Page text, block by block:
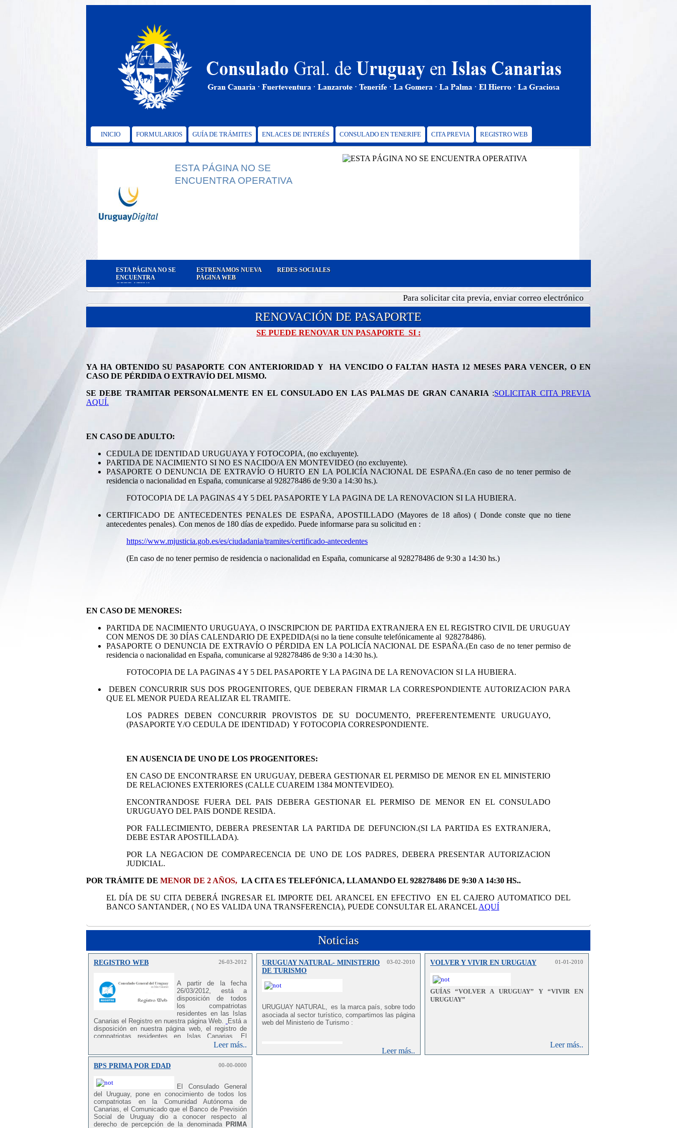
INICIO FORMULARIOS GUÍA DE TRÁMITES ENLACES DE INTERÉS CONSULADO EN TENERIFE CITA PREVIA REGISTRO WEB
ESTA PÁGINA NO SE
ENCUENTRA OPERATIVA
ESTA PÁGINA NO SE
ENCUENTRA
OPERATIVA
ESTRENAMOS NUEVA
PÁGINA WEB
REDES SOCIALES
Para solicitar cita previa, enviar correo electrónico a cglaspalmas@mrree.gub.uy
RENOVACIÓN DE PASAPORTE
SE PUEDE RENOVAR UN PASAPORTE SI :
YA HA OBTENIDO SU PASAPORTE CON ANTERIORIDAD Y HA VENCIDO O FALTAN HASTA 12 MESES PARA VENCER, O EN
CASO DE PÉRDIDA O EXTRAVÍO DEL MISMO.
SE DEBE TRAMITAR PERSONALMENTE EN EL CONSULADO EN LAS PALMAS DE GRAN CANARIA :SOLICITAR CITA PREVIA
AQUÍ.
EN CASO DE ADULTO:
CEDULA DE IDENTIDAD URUGUAYA Y FOTOCOPIA, (no excluyente).
PARTIDA DE NACIMIENTO SI NO ES NACIDO/A EN MONTEVIDEO (no excluyente).
PASAPORTE O DENUNCIA DE EXTRAVÍO O HURTO EN LA POLICÍA NACIONAL DE ESPAÑA.(En caso de no tener permiso de
residencia o nacionalidad en España, comunicarse al 928278486 de 9:30 a 14:30 hs.).
FOTOCOPIA DE LA PAGINAS 4 Y 5 DEL PASAPORTE Y LA PAGINA DE LA RENOVACION SI LA HUBIERA.
CERTIFICADO DE ANTECEDENTES PENALES DE ESPAÑA, APOSTILLADO (Mayores de 18 años) ( Donde conste que no tiene
antecedentes penales). Con menos de 180 días de expedido. Puede informarse para su solicitud en :
https://www.mjusticia.gob.es/es/ciudadania/tramites/certificado-antecedentes
(En caso de no tener permiso de residencia o nacionalidad en España, comunicarse al 928278486 de 9:30 a 14:30 hs.)
EN CASO DE MENORES:
PARTIDA DE NACIMIENTO URUGUAYA, O INSCRIPCION DE PARTIDA EXTRANJERA EN EL REGISTRO CIVIL DE URUGUAY
CON MENOS DE 30 DÍAS CALENDARIO DE EXPEDIDA(si no la tiene consulte telefónicamente al 928278486).
PASAPORTE O DENUNCIA DE EXTRAVÍO O PÉRDIDA EN LA POLICÍA NACIONAL DE ESPAÑA.(En caso de no tener permiso de
residencia o nacionalidad en España, comunicarse al 928278486 de 9:30 a 14:30 hs.).
FOTOCOPIA DE LA PAGINAS 4 Y 5 DEL PASAPORTE Y LA PAGINA DE LA RENOVACION SI LA HUBIERA.
DEBEN CONCURRIR SUS DOS PROGENITORES, QUE DEBERAN FIRMAR LA CORRESPONDIENTE AUTORIZACION PARA
QUE EL MENOR PUEDA REALIZAR EL TRAMITE.
LOS PADRES DEBEN CONCURRIR PROVISTOS DE SU DOCUMENTO, PREFERENTEMENTE URUGUAYO,
(PASAPORTE Y/O CEDULA DE IDENTIDAD) Y FOTOCOPIA CORRESPONDIENTE.
EN AUSENCIA DE UNO DE LOS PROGENITORES:
EN CASO DE ENCONTRARSE EN URUGUAY, DEBERA GESTIONAR EL PERMISO DE MENOR EN EL MINISTERIO
DE RELACIONES EXTERIORES (CALLE CUAREIM 1384 MONTEVIDEO).
ENCONTRANDOSE FUERA DEL PAIS DEBERA GESTIONAR EL PERMISO DE MENOR EN EL CONSULADO
URUGUAYO DEL PAIS DONDE RESIDA.
POR FALLECIMIENTO, DEBERA PRESENTAR LA PARTIDA DE DEFUNCION.(SI LA PARTIDA ES EXTRANJERA,
DEBE ESTAR APOSTILLADA).
POR LA NEGACION DE COMPARECENCIA DE UNO DE LOS PADRES, DEBERA PRESENTAR AUTORIZACION
JUDICIAL.
POR TRÁMITE DE MENOR DE 2 AÑOS, LA CITA ES TELEFÓNICA, LLAMANDO EL 928278486 DE 9:30 A 14:30 HS..
EL DÍA DE SU CITA DEBERÁ INGRESAR EL IMPORTE DEL ARANCEL EN EFECTIVO EN EL CAJERO AUTOMATICO DEL
BANCO SANTANDER, ( NO ES VALIDA UNA TRANSFERENCIA), PUEDE CONSULTAR EL ARANCEL AQUÍ
Noticias
REGISTRO WEB 26-03-2012
A partir de la fecha
26/03/2012, está a
disposición de todos
los compatriotas
residentes en las Islas
Canarias el Registro en nuestra página Web.
Está a
disposición en nuestra página web, el registro de
compatriotas residentes en Islas Canarias. El
motivo es recabar información a fin de conocer el
que facilitará a esta Oficina Consular, elaborar una
base de datos que sea lo más aproximada posible a
problemática de nuestros compatriotas,
necesario contar con datos ciertosy que estos
permitan a las autoridades de nuestro país elaborar
políticas más adecuadas para la atención de los
mismos. Para ello, el primer paso es la elaboración
de un registro. Se destaca que todos los datos que
Leer más..
URUGUAY NATURAL- MINISTERIO
DE TURISMO
03-02-2010
URUGUAY NATURAL, es la marca país, sobre todo
asociada al sector turístico, compartimos las página
web del Ministerio de Turismo :
Leer más..
VOLVER Y VIVIR EN URUGUAY 01-01-2010
GUÍAS “VOLVER A URUGUAY” Y “VIVIR EN
URUGUAY”
Leer más..
BPS PRIMA POR EDAD 00-00-0000
El Consulado General
del Uruguay, pone en conocimiento de todos los
compatriotas en la Comunidad Autónoma de
Canarias, el Comunicado que el Banco de Previsión
Social de Uruguay dio a conocer respecto al
derecho de percepción de la denominada PRIMA